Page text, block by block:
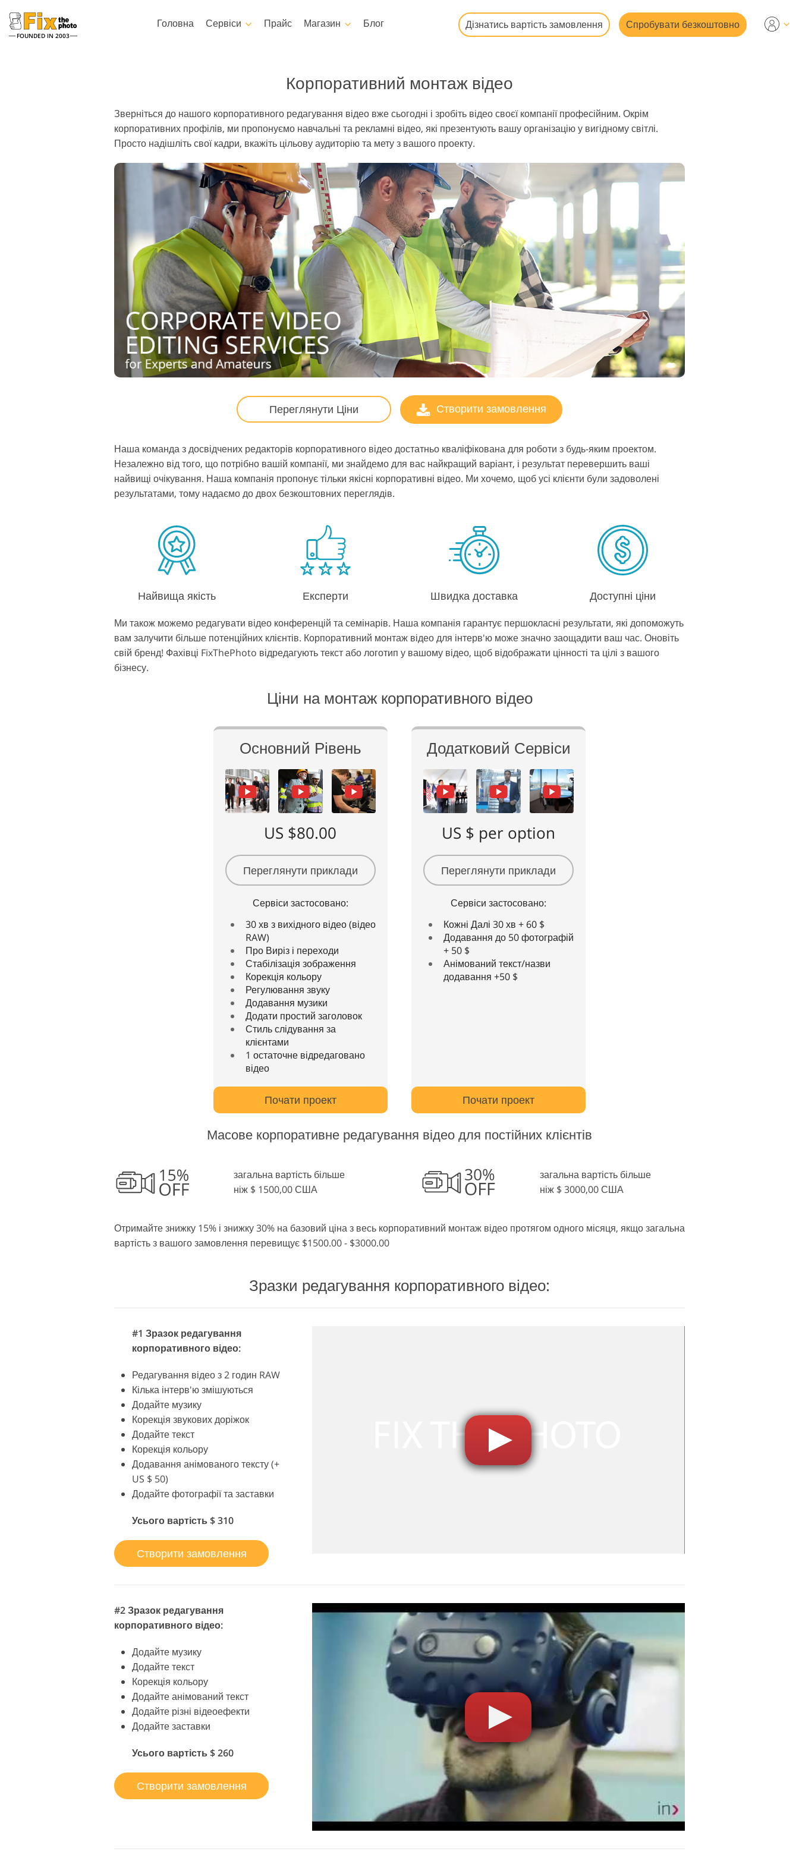
FOUNDED IN 2003
Головна Сервіси Прайс Магазин
Кисті Photoshop
Накладення Photoshop
Текстури Photoshop
Цілі колекції екшенів Ps
Набори Ps Overlays
Усі шаблони
Маркетингові шаблони
Листівки до Дня Святого
Валентина
Запрошення на дитяче
свято
LUTs для редагування
відео
Професійні відео
оверлейси
Блог Дізнатись вартість замовлення Спробувати безкоштовно
Корпоративний монтаж відео
Зверніться до нашого корпоративного редагування відео вже сьогодні і зробіть відео своєї компанії професійним. Окрім
корпоративних профілів, ми пропонуємо навчальні та рекламні відео, які презентують вашу організацію у вигідному світлі.
Просто надішліть свої кадри, вкажіть цільову аудиторію та мету з вашого проекту.
Переглянути Ціни Створити замовлення
Наша команда з досвідчених редакторів корпоративного відео достатньо кваліфікована для роботи з будь-яким проектом.
Незалежно від того, що потрібно вашій компанії, ми знайдемо для вас найкращий варіант, і результат перевершить ваші
найвищі очікування. Наша компанія пропонує тільки якісні корпоративні відео. Ми хочемо, щоб усі клієнти були задоволені
результатами, тому надаємо до двох безкоштовних переглядів.
Найвища якість Експерти Швидка доставка Доступні ціни
Ми також можемо редагувати відео конференцій та семінарів. Наша компанія гарантує першокласні результати, які допоможуть
вам залучити більше потенційних клієнтів. Корпоративний монтаж відео для інтерв'ю може значно заощадити ваш час. Оновіть
свій бренд! Фахівці FixThePhoto відредагують текст або логотип у вашому відео, щоб відображати цінності та цілі з вашого
бізнесу.
Ціни на монтаж корпоративного відео
Основний Рівень
US $80.00
Переглянути приклади
Сервіси застосовано:
30 хв з вихідного відео (відео
RAW)
Про Виріз і переходи
Стабілізація зображення
Корекція кольору
Регулювання звуку
Додавання музики
Додати простий заголовок
Стиль слідування за
клієнтами
1 остаточне відредаговано
відео
Почати проект
Додатковий Сервіси
US $ per option
Переглянути приклади
Сервіси застосовано:
Кожні Далі 30 хв + 60 $
Додавання до 50 фотографій
+ 50 $
Анімований текст/назви
додавання +50 $
Почати проект
Масове корпоративне редагування відео для постійних клієнтів
загальна вартість більше
ніж $ 1500,00 США
загальна вартість більше
ніж $ 3000,00 США
Отримайте знижку 15% і знижку 30% на базовий ціна з весь корпоративний монтаж відео протягом одного місяця, якщо загальна
вартість з вашого замовлення перевищує $1500.00 - $3000.00
Зразки редагування корпоративного відео:
#1 Зразок редагування
корпоративного відео:
Редагування відео з 2 годин RAW
Кілька інтерв'ю змішуються
Додайте музику
Корекція звукових доріжок
Додайте текст
Корекція кольору
Додавання анімованого тексту (+
US $ 50)
Додайте фотографії та заставки
Усього вартість $ 310
Створити замовлення
#2 Зразок редагування
корпоративного відео:
Додайте музику
Додайте текст
Корекція кольору
Додайте анімований текст
Додайте різні відеоефекти
Додайте заставки
Усього вартість $ 260
Створити замовлення